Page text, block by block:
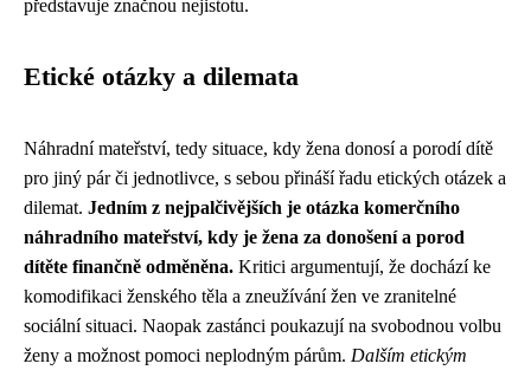
představuje značnou nejistotu.
Etické otázky a dilemata
Náhradní mateřství, tedy situace, kdy žena donosí a porodí dítě
pro jiný pár či jednotlivce, s sebou přináší řadu etických otázek a
dilemat. Jedním z nejpalčivějších je otázka komerčního
náhradního mateřství, kdy je žena za donošení a porod
dítěte finančně odměněna. Kritici argumentují, že dochází ke
komodifikaci ženského těla a zneužívání žen ve zranitelné
sociální situaci. Naopak zastánci poukazují na svobodnou volbu
ženy a možnost pomoci neplodným párům. Dalším etickým